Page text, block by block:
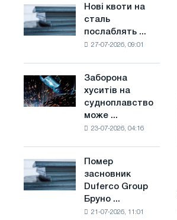
водню
Франції
обмеження
з
боротьбі
зі
зміною
клімату
Нові
квоти
на
в
Сполученому
Нові квоти на
сталь
послаблять ...
27-07-2026, 09:01
Заборона
хуситів
на
судноплавство
Саудівської
сталі
Заборона
хуситів на
судноплавство
може ...
23-07-2026, 04:16
Помер
засновник
Duferco
Помер
засновник
Duferco Group
Бруно ...
21-07-2026, 11:01